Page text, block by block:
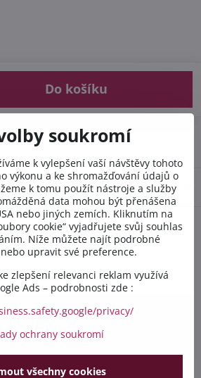
Do košíku
poradit s
8:00 - 16:00:
367
314
soukromí
k vylepšení vaší návštěvy tohoto
výkonu a ke shromažďování údajů o
k tomu použít nástroje a služby
data mohou být přenášena
nebo jiných zemích. Kliknutím na
cookie“ vyjadřujete svůj souhlas
Níže můžete najít podrobné
upravit své preference.
zlepšení relevanci reklam využívá
Ads – podrobnosti zde :
privacy/
ochrany soukromí
všechny cookies